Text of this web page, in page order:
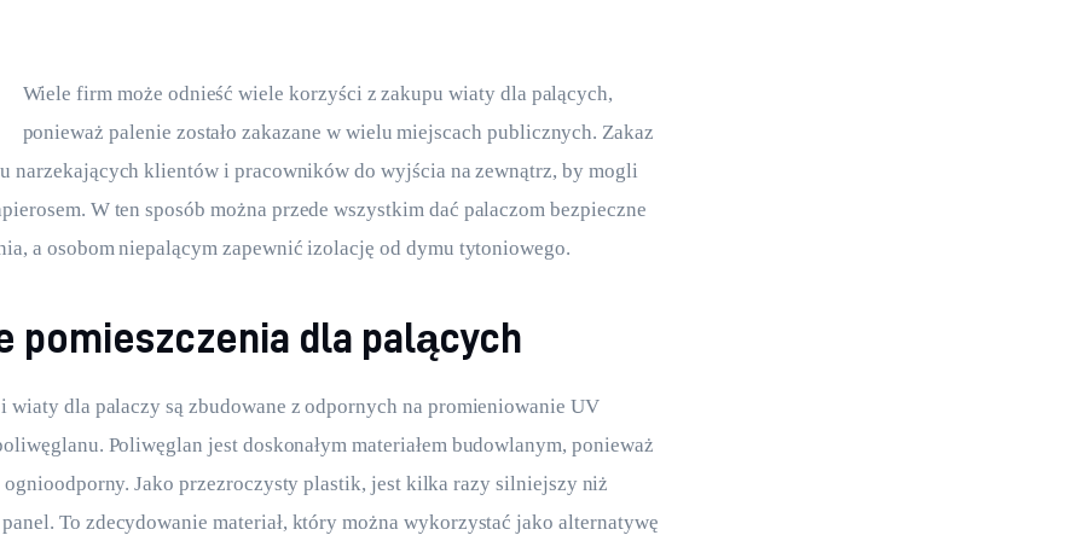
Wiele firm może odnieść wiele korzyści z zakupu wiaty dla palących,
ponieważ palenie zostało zakazane w wielu miejscach publicznych. Zakaz
narzekających klientów i pracowników do wyjścia na zewnątrz, by mogli
W ten sposób można przede wszystkim dać palaczom bezpieczne
a osobom niepalącym zapewnić izolację od dymu tytoniowego.
pomieszczenia dla palących
dla palaczy są zbudowane z odpornych na promieniowanie UV
Poliwęglan jest doskonałym materiałem budowlanym, ponieważ
ognioodporny. Jako przezroczysty plastik, jest kilka razy silniejszy niż
To zdecydowanie materiał, który można wykorzystać jako alternatywę